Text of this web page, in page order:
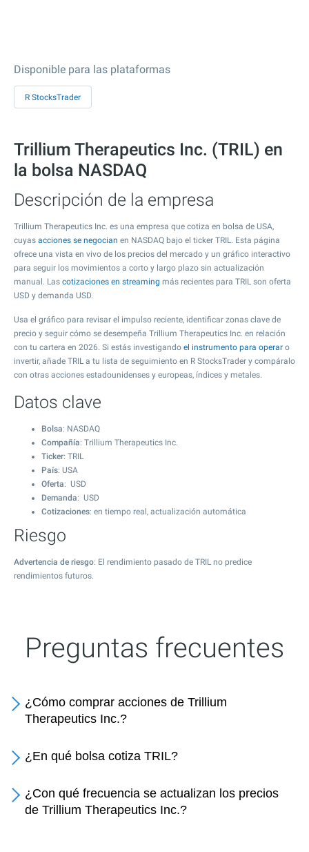
Disponible para las plataformas
R StocksTrader
Trillium Therapeutics Inc. (TRIL) en
la bolsa NASDAQ
Descripción de la empresa
Trillium Therapeutics Inc. es una empresa que cotiza en bolsa de USA,
cuyas acciones se negocian en NASDAQ bajo el ticker TRIL. Esta página
ofrece una vista en vivo de los precios del mercado y un gráfico interactivo
para seguir los movimientos a corto y largo plazo sin actualización
manual. Las cotizaciones en streaming más recientes para TRIL son oferta
USD y demanda USD.
Usa el gráfico para revisar el impulso reciente, identificar zonas clave de
precio y seguir cómo se desempeña Trillium Therapeutics Inc. en relación
con tu cartera en 2026. Si estás investigando el instrumento para operar o
invertir, añade TRIL a tu lista de seguimiento en R StocksTrader y compáralo
con otras acciones estadounidenses y europeas, índices y metales.
Datos clave
Bolsa: NASDAQ
Compañía: Trillium Therapeutics Inc.
Ticker: TRIL
País: USA
Oferta: USD
Demanda: USD
Cotizaciones: en tiempo real, actualización automática
Riesgo
Advertencia de riesgo: El rendimiento pasado de TRIL no predice
rendimientos futuros.
Preguntas frecuentes
¿Cómo comprar acciones de Trillium
Therapeutics Inc.?
¿En qué bolsa cotiza TRIL?
¿Con qué frecuencia se actualizan los precios
de Trillium Therapeutics Inc.?